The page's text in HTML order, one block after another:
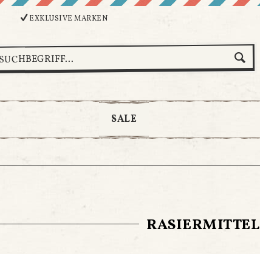
EXKLUSIVE MARKEN
SALE
RASIERMITTEL